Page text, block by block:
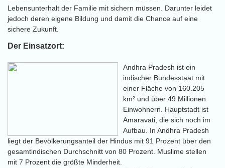
Lebensunterhalt der Familie mit sichern müssen. Darunter leidet
jedoch deren eigene Bildung und damit die Chance auf eine
sichere Zukunft.
Der Einsatzort:
Andhra Pradesh ist ein
indischer Bundesstaat mit
einer Fläche von 160.205
km² und über 49 Millionen
Einwohnern. Hauptstadt ist
Amaravati, die sich noch im
Aufbau. In Andhra Pradesh
liegt der Bevölkerungsanteil der Hindus mit 91 Prozent über den
gesamtindischen Durchschnitt von 80 Prozent. Muslime stellen
mit 7 Prozent die größte Minderheit.